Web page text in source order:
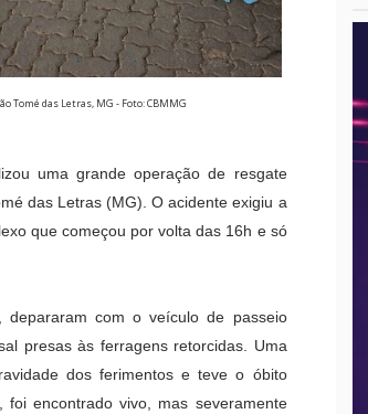
Tomé das Letras, MG - Foto: CBMMG
uma grande operação de resgate
das Letras (MG). O acidente exigiu a
que começou por volta das 16h e só
depararam com o veículo de passeio
presas às ferragens retorcidas. Uma
dos ferimentos e teve o óbito
encontrado vivo, mas severamente